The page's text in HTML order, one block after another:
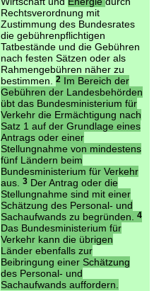
Rechtsverordnung mit
Zustimmung des Bundesrates
die gebührenpflichtigen
Tatbestände und die Gebühren
nach festen Sätzen oder als
Rahmengebühren näher zu
bestimmen.
2Im Bereich der
Gebühren der Landesbehörden
übt das Bundesministerium für
Verkehr die Ermächtigung nach
Satz 1 auf der Grundlage eines
Antrags oder einer
Stellungnahme von mindestens
fünf Ländern beim
Bundesministerium für Verkehr
aus.
3Der Antrag oder die
Stellungnahme sind mit einer
Schätzung des Personal- und
Sachaufwands zu begründen.
4
Das Bundesministerium für
Verkehr kann die übrigen
Länder ebenfalls zur
Beibringung einer Schätzung
des Personal- und
Sachaufwands auffordern.